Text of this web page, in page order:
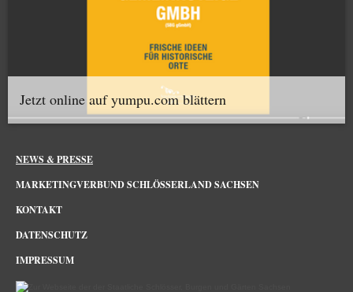
Jetzt online auf yumpu.com blättern
NEWS & PRESSE
MARKETINGVERBUND SCHLÖSSERLAND SACHSEN
KONTAKT
DATENSCHUTZ
IMPRESSUM